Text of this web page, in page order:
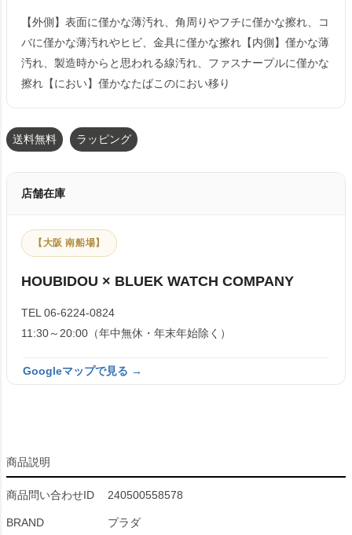
【外側】表面に僅かな薄汚れ、角周りやフチに僅かな擦れ、コ
バに僅かな薄汚れやヒビ、金具に僅かな擦れ【内側】僅かな薄
汚れ、製造時からと思われる線汚れ、ファスナープルに僅かな
擦れ【におい】僅かなたばこのにおい移り
送料無料 ラッピング
店舗在庫
【大阪 南船場】
HOUBIDOU × BLUEK WATCH COMPANY
TEL 06-6224-0824
11:30～20:00（年中無休・年末年始除く）
Googleマップで見る →
商品説明
商品問い合わせID 240500558578
BRAND プラダ